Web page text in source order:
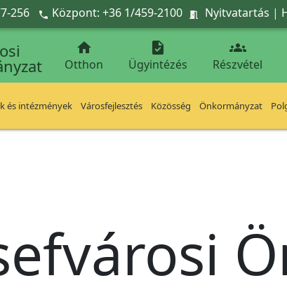
256  Központ: +36 1/459-2100  Nyitvatartás |

Otthon

Ügyintézés

Részvétel
és intézmények Városfejlesztés Közösség Önkormányzat